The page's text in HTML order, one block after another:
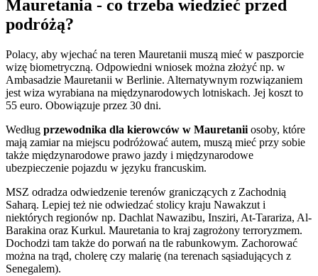
Mauretania - co trzeba wiedzieć przed
podróżą?
Polacy, aby wjechać na teren Mauretanii muszą mieć w paszporcie
wizę biometryczną. Odpowiedni wniosek można złożyć np. w
Ambasadzie Mauretanii w Berlinie. Alternatywnym rozwiązaniem
jest wiza wyrabiana na międzynarodowych lotniskach. Jej koszt to
55 euro. Obowiązuje przez 30 dni.
Według przewodnika dla kierowców w Mauretanii osoby, które
mają zamiar na miejscu podróżować autem, muszą mieć przy sobie
także międzynarodowe prawo jazdy i międzynarodowe
ubezpieczenie pojazdu w języku francuskim.
MSZ odradza odwiedzenie terenów graniczących z Zachodnią
Saharą. Lepiej też nie odwiedzać stolicy kraju Nawakzut i
niektórych regionów np. Dachlat Nawazibu, Insziri, At-Tarariza, Al-
Barakina oraz Kurkul. Mauretania to kraj zagrożony terroryzmem.
Dochodzi tam także do porwań na tle rabunkowym. Zachorować
można na trąd, cholerę czy malarię (na terenach sąsiadujących z
Senegalem).